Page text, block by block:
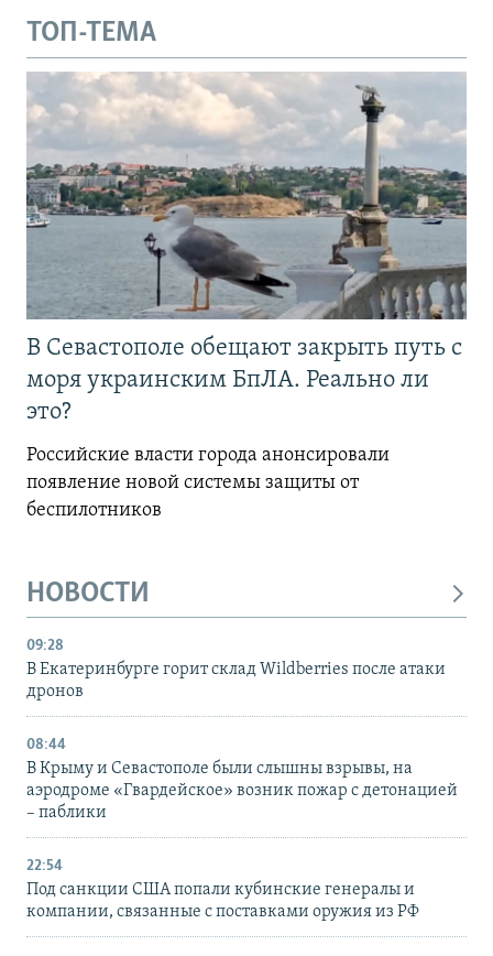
ТОП-ТЕМА
В Севастополе обещают закрыть путь с
моря украинским БпЛА. Реально ли
это?
Российские власти города анонсировали
появление новой системы защиты от
беспилотников
НОВОСТИ
09:28
В Екатеринбурге горит склад Wildberries после атаки
дронов
08:44
В Крыму и Севастополе были слышны взрывы, на
аэродроме «Гвардейское» возник пожар с детонацией
– паблики
22:54
Под санкции США попали кубинские генералы и
компании, связанные с поставками оружия из РФ